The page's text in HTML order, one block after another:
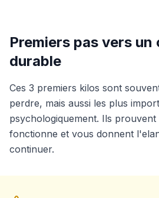
Premiers pas vers
durable
Ces 3 premiers kilos sont
perdre, mais aussi les plus
psychologiquement. Ils
fonctionne et vous donnent
continuer.